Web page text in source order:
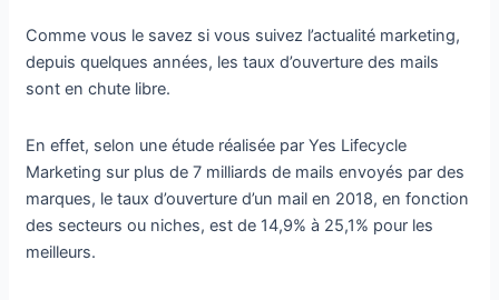
Comme vous le savez si vous suivez l’actualité marketing,
depuis quelques années, les taux d’ouverture des mails
sont en chute libre.
En effet, selon une étude réalisée par Yes Lifecycle
Marketing sur plus de 7 milliards de mails envoyés par des
marques, le taux d’ouverture d’un mail en 2018, en fonction
des secteurs ou niches, est de 14,9% à 25,1% pour les
meilleurs.